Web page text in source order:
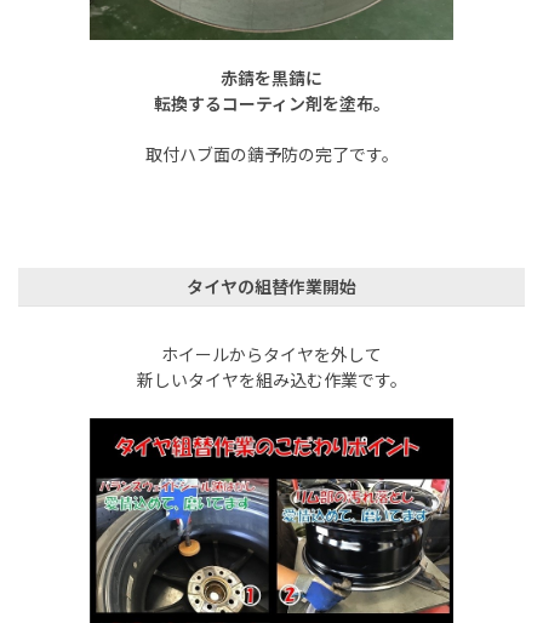
赤錆を黒錆に
転換するコーティン剤を塗布。
取付ハブ面の錆予防の完了です。
タイヤの組替作業開始
ホイールからタイヤを外して
新しいタイヤを組み込む作業です。